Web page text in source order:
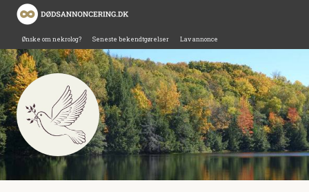
Ønske om nekrolog? Seneste bekendtgørelser Lav annonce